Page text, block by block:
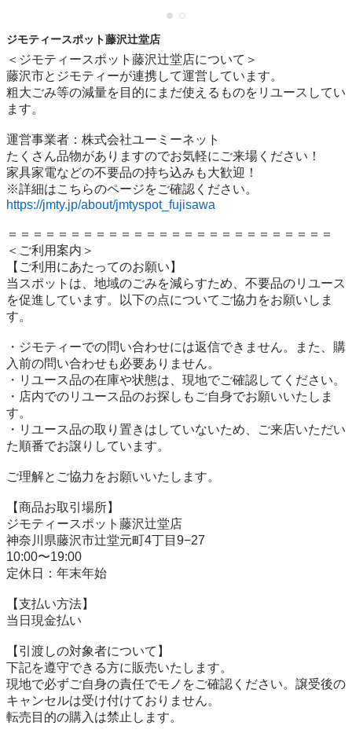
ジモティースポット藤沢辻堂店
＜ジモティースポット藤沢辻堂店について＞
藤沢市とジモティーが連携して運営しています。
粗⼤ごみ等の減量を⽬的にまだ使えるものをリユースしてい
ます。
運営事業者：株式会社ユーミーネット
たくさん品物がありますのでお気軽にご来場ください！
家具家電などの不要品の持ち込みも大歓迎！
https://jmty.jp/about/jmtyspot_fujisawa
＝＝＝＝＝＝＝＝＝＝＝＝＝＝＝＝＝＝＝＝＝＝＝＝＝＝
＜ご利用案内＞
【ご利用にあたってのお願い】
当スポットは、地域のごみを減らすため、不要品のリユース
を促進しています。以下の点についてご協力をお願いしま
す。
・ジモティーでの問い合わせには返信できません。また、購
入前の問い合わせも必要ありません。
・リユース品の在庫や状態は、現地でご確認してください。
・店内でのリユース品のお探しもご自身でお願いいたしま
す。
・リユース品の取り置きはしていないため、ご来店いただい
た順番でお譲りしています。
ご理解とご協力をお願いいたします。
【商品お取引場所】
ジモティースポット藤沢辻堂店
神奈川県藤沢市辻堂元町4丁目9−27
10:00〜19:00
定休日：年末年始
【⽀払い⽅法】
当日現金払い
【引渡しの対象者について】
下記を遵守できる⽅に販売いたします。
現地で必ずご⾃⾝の責任でモノをご確認ください。譲受後の
キャンセルは受け付けておりません。
転売⽬的の購⼊は禁⽌します。